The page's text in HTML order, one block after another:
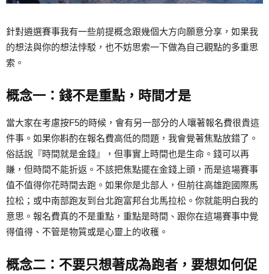
針對遴選賽事我有一些前提概念跟幾個大方向願意分享，如果我
的想法與你的想法悖駁，也不妨思索一下做為自己觀點的多重思
索。
概念一：錢不是重點，時間才是
當大家在考慮按F5的時候，會有另一部分的人嚷著報名費很貴這
件事。如果你斟酌在報名費高低的問題，我會覺著焦點放錯了。
俗話說『時間就是金錢』，但事實上時間也是生命。錢可以再
賺，但時間不能折返。不該把焦點擺在金錢上頭，而是這場賽事
值不值得你花時間去跑。如果你是北部人，但前往高雄跑國際馬
拉松；或中南部跑友到台北跑富邦台北馬拉松。你就能明白我的
意思。報名費真的不是重點，重點是時間、跟你在這場賽事中覺
得值得、不管是物質或是心靈上的收穫。
概念二：不要只想著成為跑者，要想如何促